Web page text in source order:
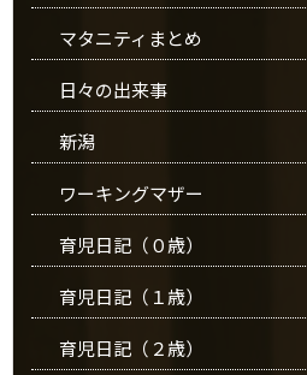
マタニティまとめ
日々の出来事
新潟
ワーキングマザー
育児日記（０歳）
育児日記（１歳）
育児日記（２歳）